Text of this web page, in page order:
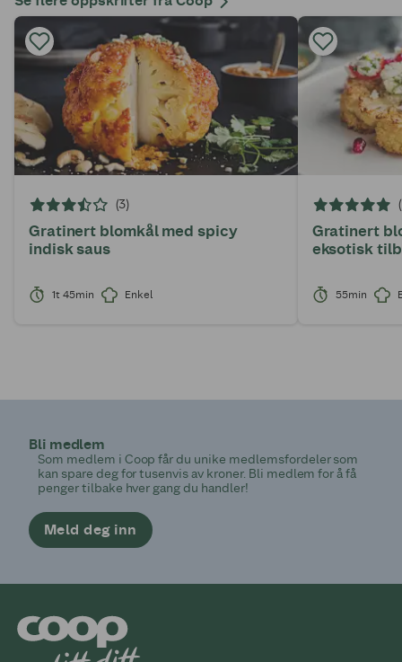
(3)
Gratinert blomkål med spicy
indisk saus
1t 45min Enkel
Gratinert
eksotisk
55min
Bli medlem
Som medlem i Coop får du unike medlemsfordeler som
kan spare deg for tusenvis av kroner. Bli medlem for å få
penger tilbake hver gang du handler!
Meld deg inn